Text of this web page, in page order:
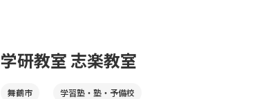
学研教室 志楽教室
舞鶴市 学習塾・塾・予備校